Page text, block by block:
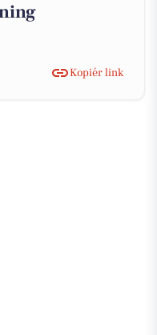
Kopiér link